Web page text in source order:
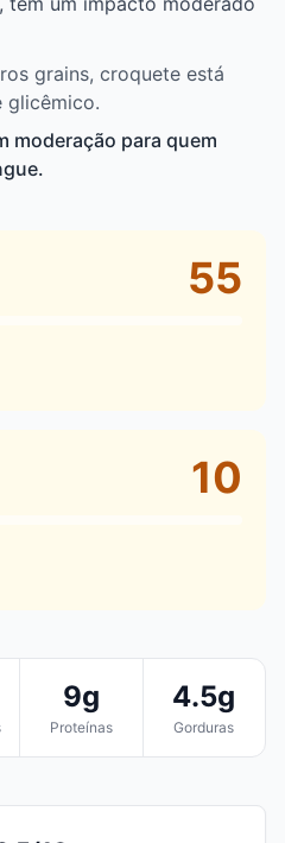
grains, croquete está
glicêmico.
moderação para quem
55
10
9g
Proteínas
4.5g
Gorduras